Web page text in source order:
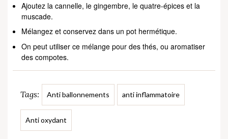
Ajoutez la cannelle, le gingembre, le quatre-épices et la
muscade.
Mélangez et conservez dans un pot hermétique.
On peut utiliser ce mélange pour des thés, ou aromatiser
des compotes.
Tags: Anti ballonnements anti inflammatoire
Anti oxydant